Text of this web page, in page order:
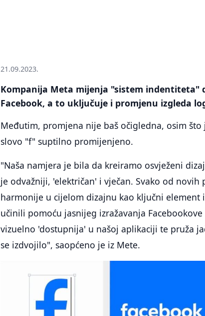
21.09.2023.
Kompanija Meta mijenja "sistem indentiteta"
Facebook, a to uključuje i promjenu izgleda
Međutim, promjena nije baš očigledna, osim
slovo "f" suptilno promijenjeno.
"Naša namjera je bila da kreiramo osvježeni
je odvažniji, 'električan' i vječan. Svako od
harmonije u cijelom dizajnu kao ključni element
učinili pomoću jasnijeg izražavanja
vizuelno 'dostupnija' u našoj aplikaciji te pruža
se izdvojilo", saopćeno je iz Mete.